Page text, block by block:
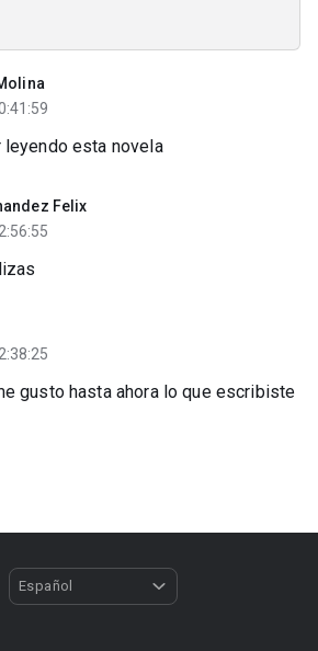
esta novela
Felix
gusto hasta ahora lo que escribiste
Español